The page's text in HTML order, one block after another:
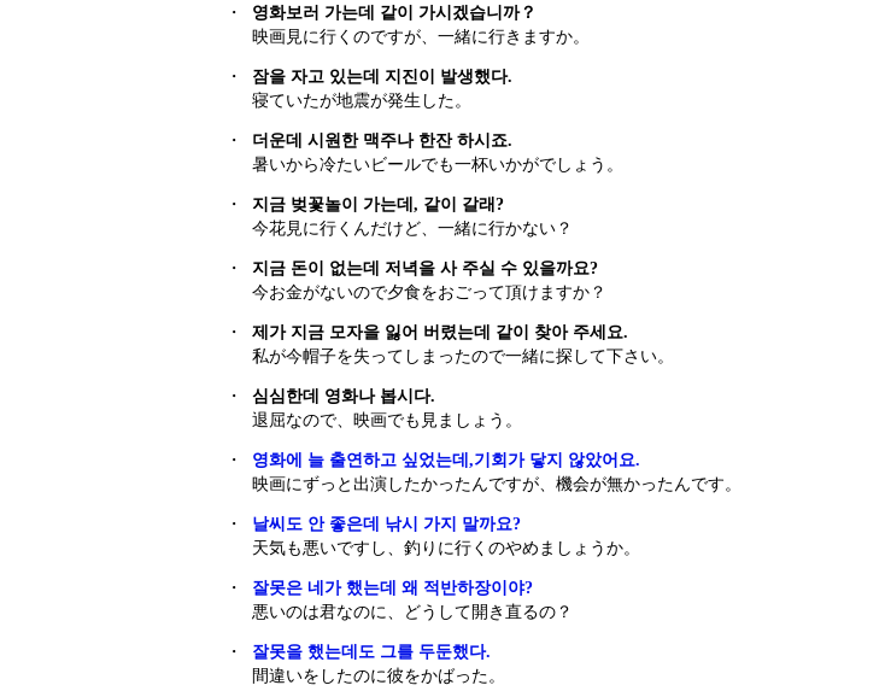
・
영화보러 가는데 같이 가시겠습니까？
映画見に行くのですが、一緒に行きますか。
・
잠을 자고 있는데 지진이 발생했다.
寝ていたが地震が発生した。
・
더운데 시원한 맥주나 한잔 하시죠.
暑いから冷たいビールでも一杯いかがでしょう。
・
지금 벚꽃놀이 가는데, 같이 갈래?
今花見に行くんだけど、一緒に行かない？
・
지금 돈이 없는데 저녁을 사 주실 수 있을까요?
今お金がないので夕食をおごって頂けますか？
・
제가 지금 모자을 잃어 버렸는데 같이 찾아 주세요.
私が今帽子を失ってしまったので一緒に探して下さい。
・
심심한데 영화나 봅시다.
退屈なので、映画でも見ましょう。
・
영화에 늘 출연하고 싶었는데,기회가 닿지 않았어요.
映画にずっと出演したかったんですが、機会が無かったんです。
・
날씨도 안 좋은데 낚시 가지 말까요?
天気も悪いですし、釣りに行くのやめましょうか。
・
잘못은 네가 했는데 왜 적반하장이야?
悪いのは君なのに、どうして開き直るの？
・
잘못을 했는데도 그를 두둔했다.
間違いをしたのに彼をかばった。